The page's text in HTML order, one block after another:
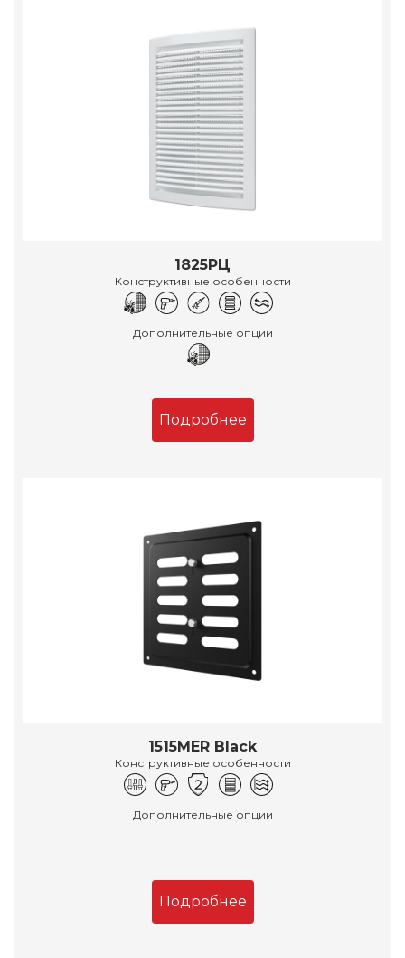
1825РЦ
Конструктивные особенности
Дополнительные опции
Подробнее
1515MER Black
Конструктивные особенности
Дополнительные опции
Подробнее